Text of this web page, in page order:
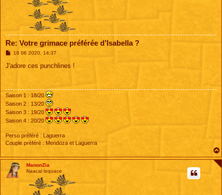
Re: Votre grimace préférée d’Isabella ?
M
s
18 06 2020, 14:37
J'adore ces punchlines !
Saison 1 : 18/20
Saison 2 : 13/20
Saison 3 : 19/20
Saison 4 : 20/20
Perso préféré : Laguerra
Couple préféré : Mendoza et Laguerra
ManonZia
Naacal loquace